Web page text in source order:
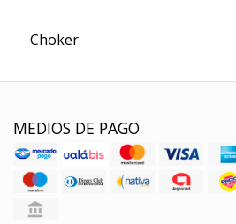
Choker
MEDIOS DE PAGO